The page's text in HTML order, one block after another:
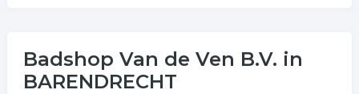
Badshop Van de Ven B.V. in
BARENDRECHT